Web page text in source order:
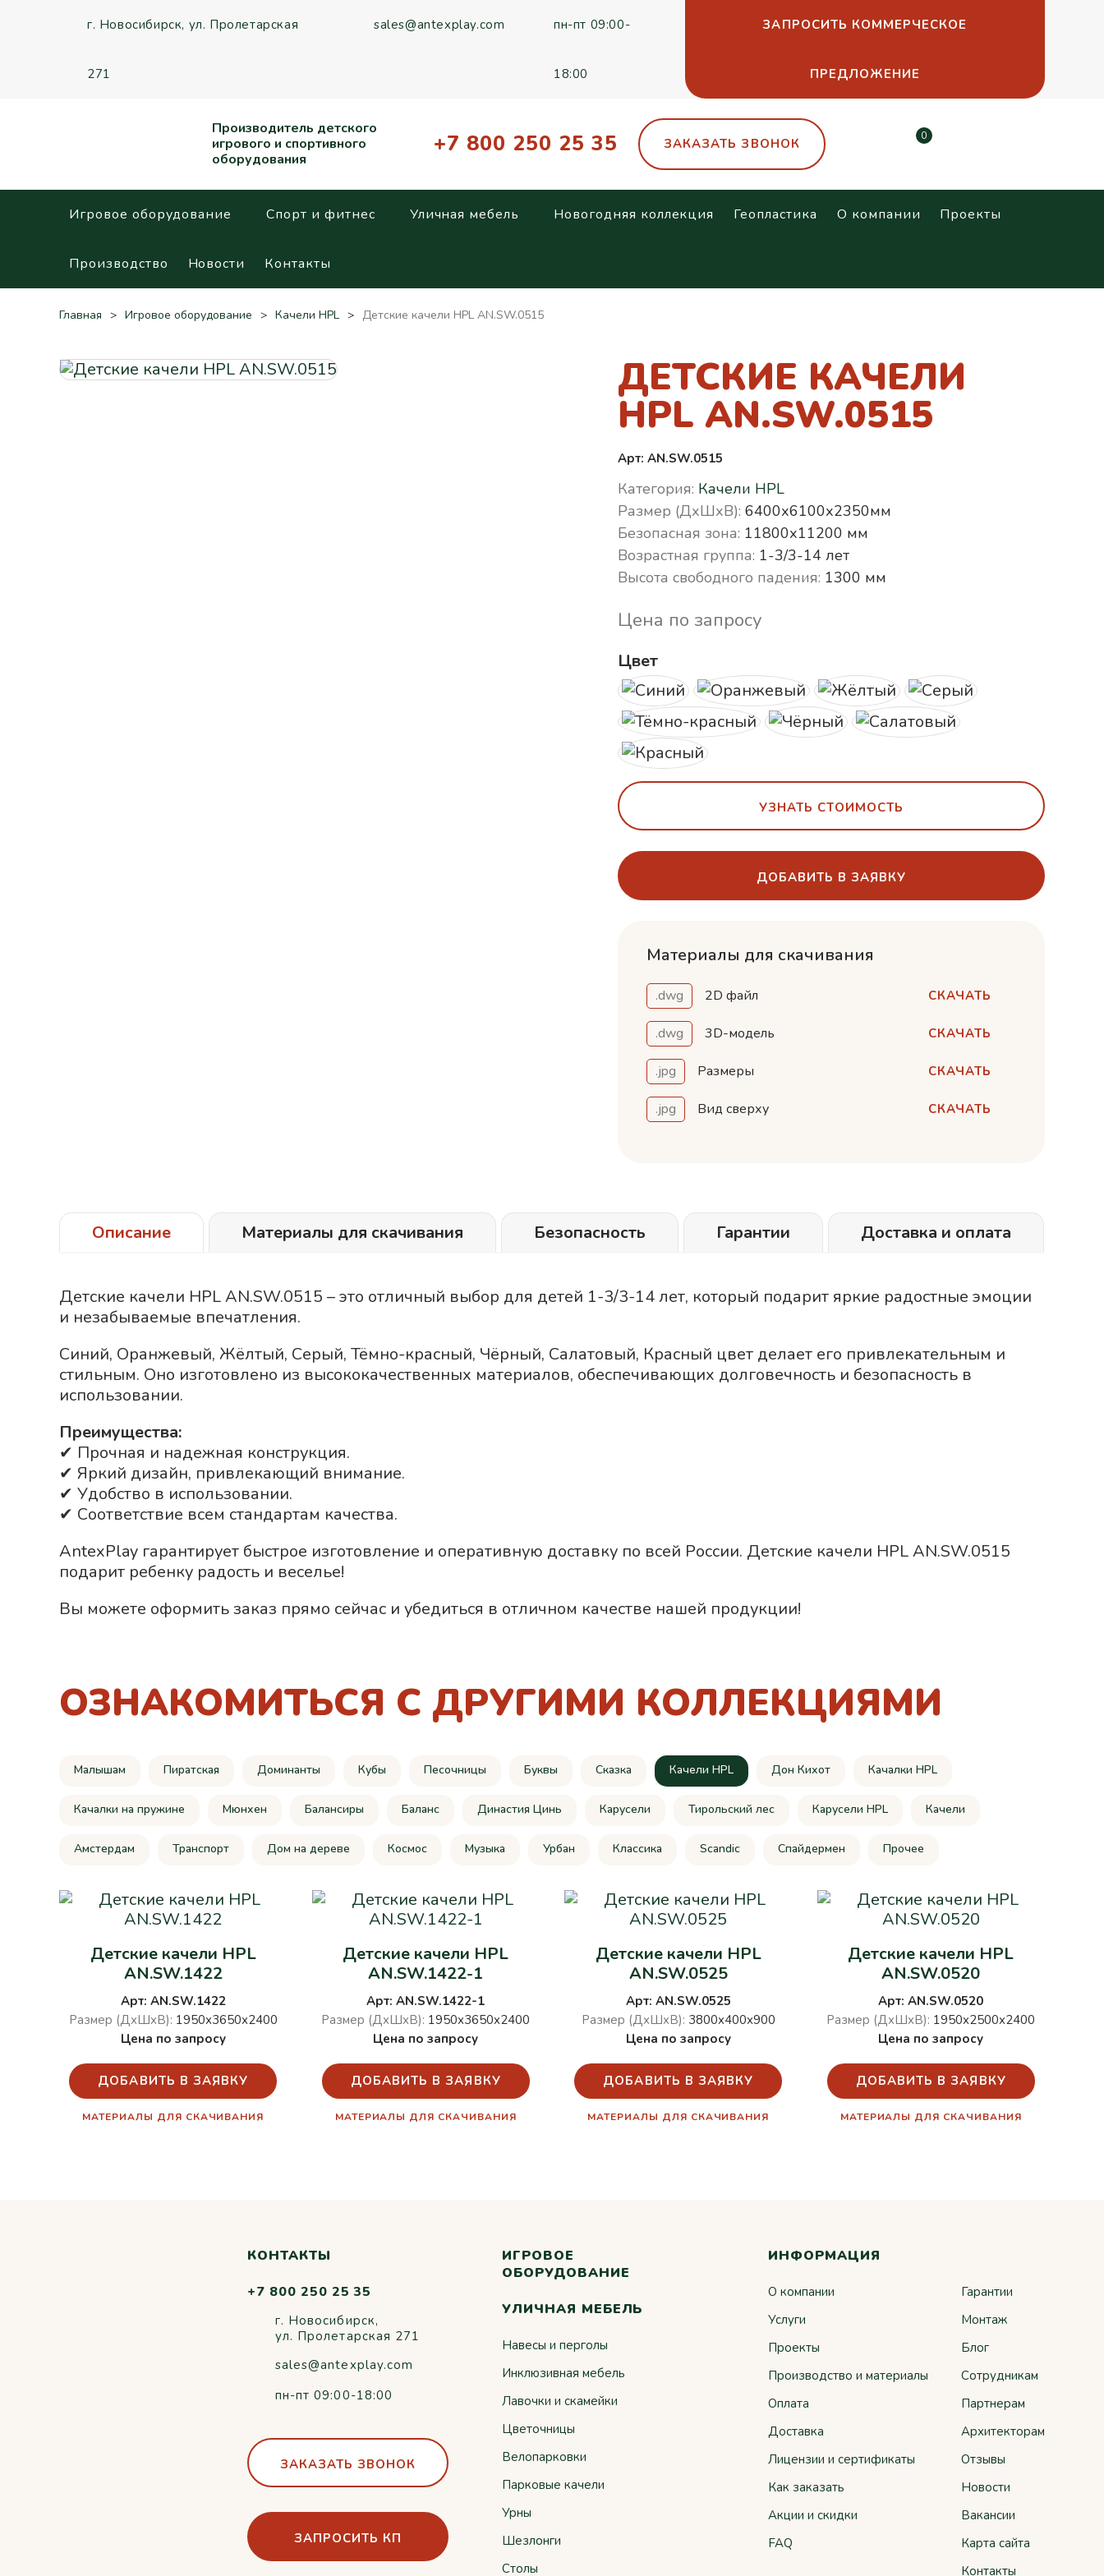
г. Новосибирск, ул. Пролетарская
271
sales@antexplay.com пн-пт 09:00-
18:00
ЗАПРОСИТЬ КОММЕРЧЕСКОЕ
ПРЕДЛОЖЕНИЕ
Производитель детского
игрового и спортивного
оборудования
+7 800 250 25 35 ЗАКАЗАТЬ ЗВОНОК 0
Игровое оборудование Спорт и фитнес Уличная мебель Новогодняя коллекция Геопластика О компании Проекты
Производство Новости Контакты
Главная Игровое оборудование Качели HPL Детские качели HPL AN.SW.0515
ДЕТСКИЕ КАЧЕЛИ
HPL AN.SW.0515
Арт: AN.SW.0515
Категория: Качели HPL
Размер (ДхШхВ): 6400х6100х2350мм
Безопасная зона: 11800х11200 мм
Возрастная группа: 1-3/3-14 лет
Высота свободного падения: 1300 мм
Цена по запросу
Цвет
УЗНАТЬ СТОИМОСТЬ
ДОБАВИТЬ В ЗАЯВКУ
Материалы для скачивания
.dwg 2D файл СКАЧАТЬ
.dwg 3D-модель СКАЧАТЬ
.jpg Размеры СКАЧАТЬ
.jpg Вид сверху СКАЧАТЬ
Описание Материалы для скачивания Безопасность Гарантии Доставка и оплата
Детские качели HPL AN.SW.0515 – это отличный выбор для детей 1-3/3-14 лет, который подарит яркие радостные эмоции
и незабываемые впечатления.
Синий Оранжевый Жёлтый Серый Тёмно-красный Чёрный Салатовый Красный цвет делает его привлекательным и
стильным. Оно изготовлено из высококачественных материалов, обеспечивающих долговечность и безопасность в
использовании.
Преимущества:
✔ Прочная и надежная конструкция.
✔ Яркий дизайн, привлекающий внимание.
✔ Удобство в использовании.
✔ Соответствие всем стандартам качества.
AntexPlay гарантирует быстрое изготовление и оперативную доставку по всей России. Детские качели HPL AN.SW.0515
подарит ребенку радость и веселье!
Вы можете оформить заказ прямо сейчас и убедиться в отличном качестве нашей продукции!
ОЗНАКОМИТЬСЯ С ДРУГИМИ КОЛЛЕКЦИЯМИ
Малышам Пиратская Доминанты Кубы Песочницы Буквы Сказка Качели HPL Дон Кихот Качалки HPL
Качалки на пружине Мюнхен Балансиры Баланс Династия Цинь Карусели Тирольский лес Карусели HPL Качели
Амстердам Транспорт Дом на дереве Космос Музыка Урбан Классика Scandic Спайдермен Прочее
Детские качели HPL
AN.SW.1422
Арт: AN.SW.1422
Размер (ДхШхВ): 1950х3650х2400
Цена по запросу
ДОБАВИТЬ В ЗАЯВКУ
МАТЕРИАЛЫ ДЛЯ СКАЧИВАНИЯ
Детские качели HPL
AN.SW.1422-1
Арт: AN.SW.1422-1
Размер (ДхШхВ): 1950х3650х2400
Цена по запросу
ДОБАВИТЬ В ЗАЯВКУ
МАТЕРИАЛЫ ДЛЯ СКАЧИВАНИЯ
Детские качели HPL
AN.SW.0525
Арт: AN.SW.0525
Размер (ДхШхВ): 3800х400х900
Цена по запросу
ДОБАВИТЬ В ЗАЯВКУ
МАТЕРИАЛЫ ДЛЯ СКАЧИВАНИЯ
Детские качели HPL
AN.SW.0520
Арт: AN.SW.0520
Размер (ДхШхВ): 1950х2500х2400
Цена по запросу
ДОБАВИТЬ В ЗАЯВКУ
МАТЕРИАЛЫ ДЛЯ СКАЧИВАНИЯ
КОНТАКТЫ
+7 800 250 25 35
г. Новосибирск,
ул. Пролетарская 271
sales@antexplay.com
пн-пт 09:00-18:00
ЗАКАЗАТЬ ЗВОНОК
ЗАПРОСИТЬ КП
ИГРОВОЕ
ОБОРУДОВАНИЕ
УЛИЧНАЯ МЕБЕЛЬ
Навесы и перголы
Инклюзивная мебель
Лавочки и скамейки
Цветочницы
Велопарковки
Парковые качели
Урны
Шезлонги
Столы
ИНФОРМАЦИЯ
О компании
Услуги
Проекты
Производство и материалы
Оплата
Доставка
Лицензии и сертификаты
Как заказать
Акции и скидки
FAQ
Гарантии
Монтаж
Блог
Сотрудникам
Партнерам
Архитекторам
Отзывы
Новости
Вакансии
Карта сайта
Контакты